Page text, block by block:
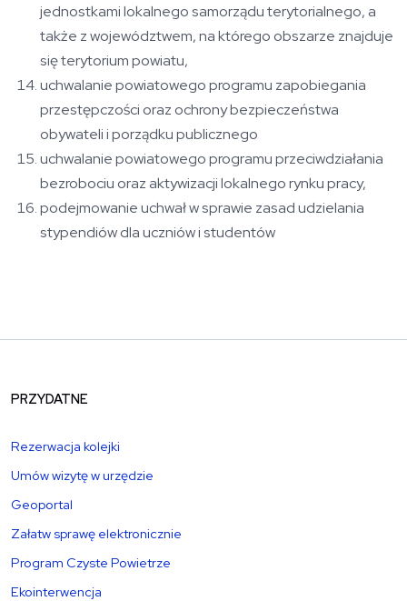
jednostkami lokalnego samorządu terytorialnego, a
także z województwem, na którego obszarze znajduje
się terytorium powiatu,
uchwalanie powiatowego programu zapobiegania
przestępczości oraz ochrony bezpieczeństwa
obywateli i porządku publicznego
uchwalanie powiatowego programu przeciwdziałania
bezrobociu oraz aktywizacji lokalnego rynku pracy,
podejmowanie uchwał w sprawie zasad udzielania
stypendiów dla uczniów i studentów
PRZYDATNE
Rezerwacja kolejki
Umów wizytę w urzędzie
Geoportal
Załatw sprawę elektronicznie
Program Czyste Powietrze
Ekointerwencja